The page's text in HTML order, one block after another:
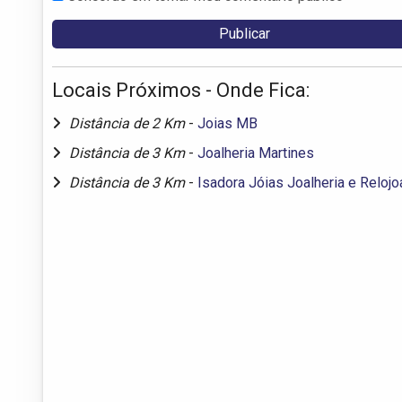
Locais Próximos - Onde Fica:
Distância de 2 Km - Joias MB
Distância de 3 Km - Joalheria Martines
Distância de 3 Km - Isadora Jóias Joalheria e